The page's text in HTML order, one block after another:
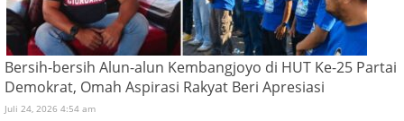
Bersih-bersih Alun-alun Kembangjoyo di HUT Ke-25 Partai
Demokrat, Omah Aspirasi Rakyat Beri Apresiasi
Juli 24, 2026 4:54 am